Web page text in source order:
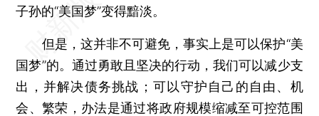
子孙的“美国梦”变得黯淡。
但是，这并非不可避免，事实上是可以保护“美
国梦”的。通过勇敢且坚决的行动，我们可以减少支
出，并解决债务挑战；可以守护自己的自由、机
会、繁荣，办法是通过将政府规模缩减至可控范围